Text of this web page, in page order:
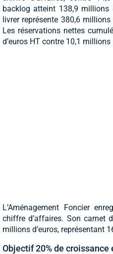
backlog atteint 138,9 millions
livrer représente 380,6
Les réservations nettes
d’euros HT contre 10,1
L’Aménagement Foncier
chiffre d’affaires. Son carnet
millions d’euros, représentant
Objectif 20% de croissance